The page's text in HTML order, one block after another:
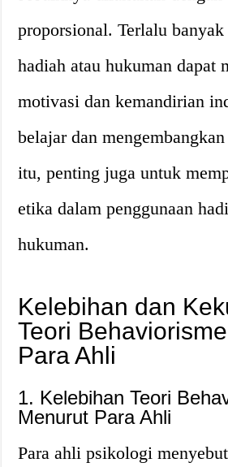
proporsional. Terlalu
hadiah atau hukuman dapat
motivasi dan kemandirian
belajar dan
itu, penting juga untuk
etika dalam penggunaan
hukuman.
Kelebihan dan
Teori
Para Ahli
1. Kelebihan Teori
Menurut Para Ahli
Para ahli psikologi